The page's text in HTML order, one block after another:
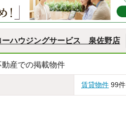
ハウジングサービス 泉佐野店
動産での掲載物件
賃貸物件 99件